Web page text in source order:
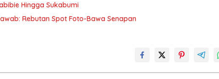
Hingga Sukabumi
Rebutan Spot Foto-Bawa Senapan